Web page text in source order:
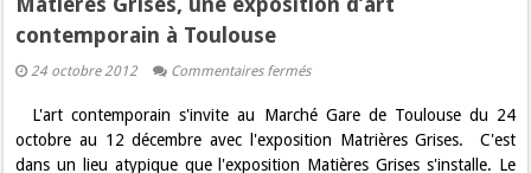
contemporain à Toulouse
24 octobre 2012 Commentaires ferméssur
une
exposition
contemporain
L'art contemporain s'invite au Marché Gare de Toulouse du 24
octobre au 12 décembre avec l'exposition Matrières Grises. C'est
dans un lieu atypique que l'exposition Matières Grises s'installe. Le